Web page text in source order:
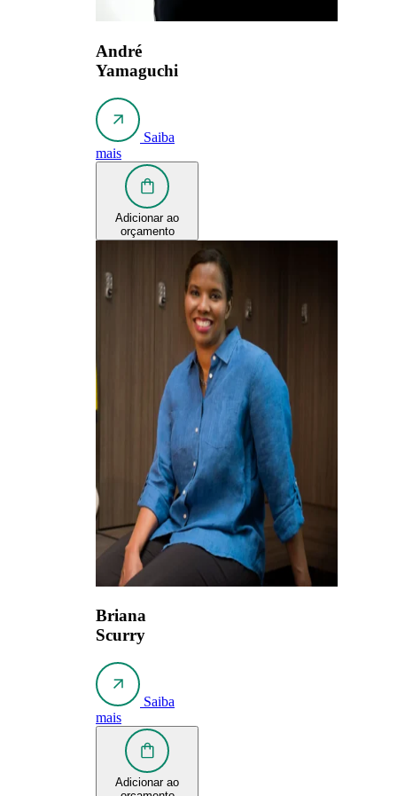
André
Yamaguchi
Saiba
mais
Adicionar ao
orçamento
Briana
Scurry
Saiba
mais
Adicionar ao